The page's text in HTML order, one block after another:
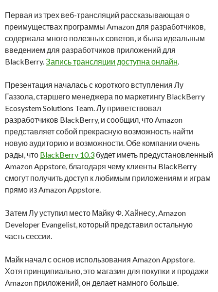
Первая из трех веб-трансляций рассказывающая о
преимуществах программы Amazon для разработчиков,
содержала много полезных советов, и была идеальным
введением для разработчиков приложений для
BlackBerry.Запись трансляции доступна онлайн.
Презентация началась с короткого вступления Лу
Газзола, старшего менеджера по маркетингу BlackBerry
Ecosystem Solutions Team. Лу приветствовал
разработчиков BlackBerry, и сообщил, что Amazon
представляет собой прекрасную возможность найти
новую аудиторию и возможности. Обе компании очень
рады, что BlackBerry 10.3 будет иметь предустановленный
Amazon Appstore, благодаря чему клиенты BlackBerry
смогут получить доступ к любимым приложениям и играм
прямо из Amazon Appstore.
Затем Лу уступил место Майку Ф. Хайнесу, Amazon
Developer Evangelist, который представил остальную
часть сессии.
Майк начал с основ использования Amazon Appstore.
Хотя принципиально, это магазин для покупки и продажи
Amazon приложений, он делает намного больше.